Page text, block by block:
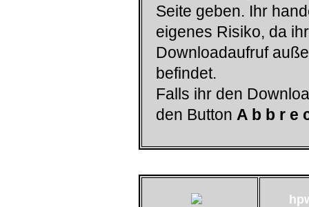
Seite geben. Ihr
eigenes Risiko, da
Downloadaufruf
befindet.
Falls ihr den
den Button A b b r e